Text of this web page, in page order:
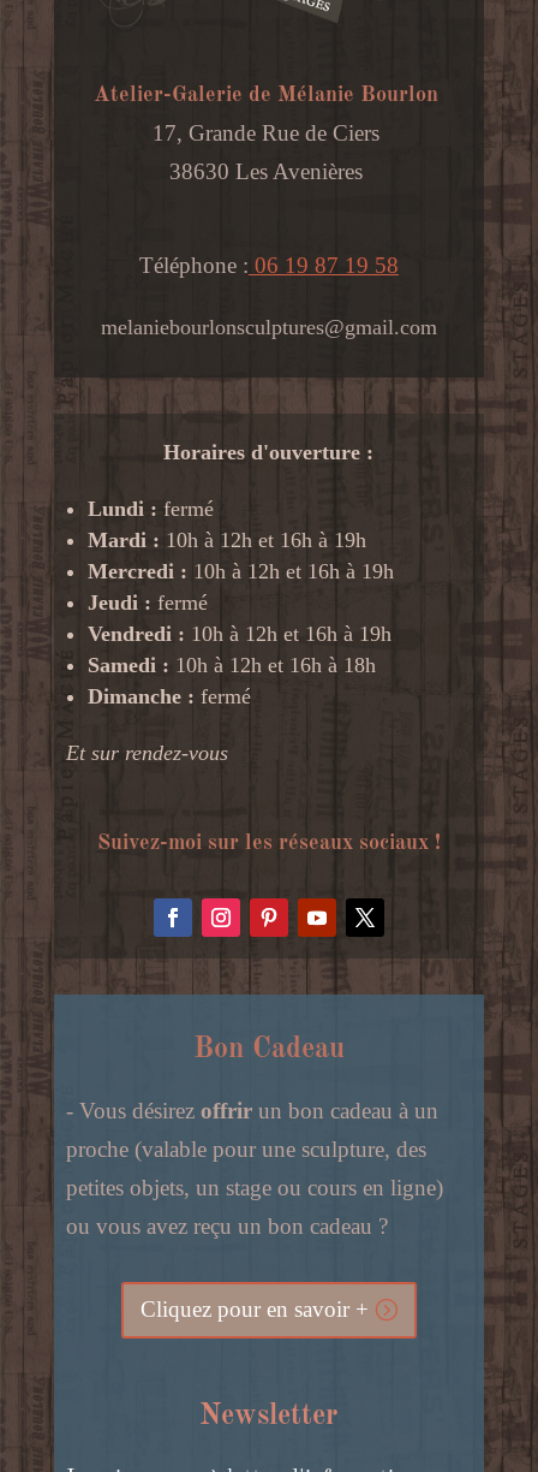
Atelier-Galerie de Mélanie Bourlon
17, Grande Rue de Ciers
38630 Les Avenières
Téléphone : 06 19 87 19 58
melaniebourlonsculptures@gmail.com
Horaires d'ouverture :
Lundi : fermé
Mardi : 10h à 12h et 16h à 19h
Mercredi : 10h à 12h et 16h à 19h
Jeudi : fermé
Vendredi : 10h à 12h et 16h à 19h
Samedi : 10h à 12h et 16h à 18h
Dimanche : fermé
Et sur rendez-vous
Suivez-moi sur les réseaux sociaux !
Bon Cadeau
- Vous désirez offrir un bon cadeau à un
proche (valable pour une sculpture, des
petites objets, un stage ou cours en ligne)
ou vous avez reçu un bon cadeau ?
Cliquez pour en savoir +
Newsletter